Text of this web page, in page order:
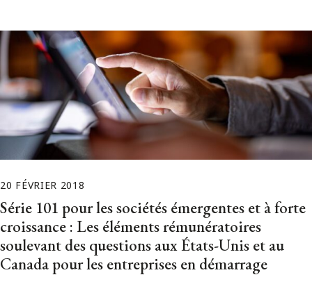
20 FÉVRIER 2018
Série 101 pour les sociétés émergentes et à forte
croissance : Les éléments rémunératoires
soulevant des questions aux États-Unis et au
Canada pour les entreprises en démarrage